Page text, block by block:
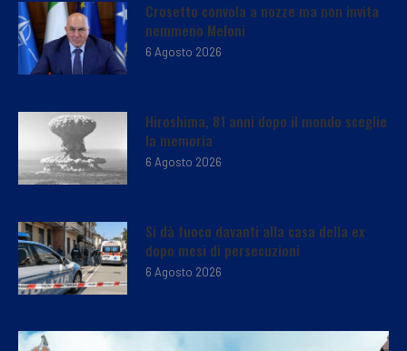
Crosetto convola a nozze ma non invita
nemmeno Meloni
6 Agosto 2026
Hiroshima, 81 anni dopo il mondo sceglie
la memoria
6 Agosto 2026
Si dà fuoco davanti alla casa della ex
dopo mesi di persecuzioni
6 Agosto 2026